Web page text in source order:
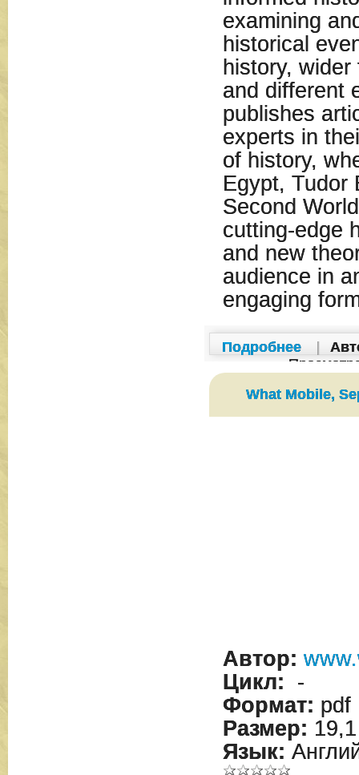
examining
historical
history,
and different
publishes
experts in
of history,
Egypt, Tudor
Second
cutting-edge
and new
audience in
engaging
Подробнее
What Mobile,
Автор:
Цикл: -
Формат: pdf
Размер:
Язык: